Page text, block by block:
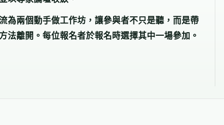
為兩個動手做工作坊，讓參與者不只是聽，而是帶
法離開。每位報名者於報名時選擇其中一場參加。